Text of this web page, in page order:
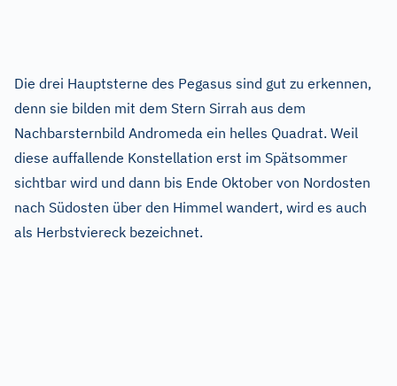
Die drei Hauptsterne des Pegasus sind gut zu erkennen,
denn sie bilden mit dem Stern Sirrah aus dem
Nachbarsternbild Andromeda ein helles Quadrat. Weil
diese auffallende Konstellation erst im Spätsommer
sichtbar wird und dann bis Ende Oktober von Nordosten
nach Südosten über den Himmel wandert, wird es auch
als Herbstviereck bezeichnet.